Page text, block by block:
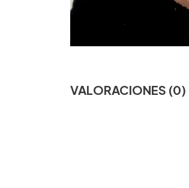
VALORACIONES (0)